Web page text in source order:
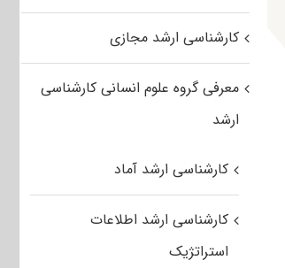
کارشناسی ارشد مجازی
معرفی گروه علوم انسانی کارشناسی
ارشد
کارشناسی ارشد آماد
کارشناسی ارشد اطلاعات
استراتژیک